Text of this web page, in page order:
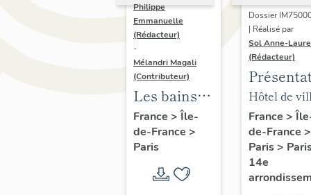
Philippe
Emmanuelle
(Rédacteur)
-
Mélandri Magali
(Contributeur)
Les bains
douches
municipaux
de la ville
de Paris
France > Île-
de-France >
Paris
Dossier
| Réalisé par
Sol Anne-Laure
(Rédacteur)
du
de la
annexe
Hôtel de
annexe
France >
de-France >
Paris>
14e